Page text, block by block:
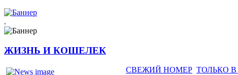
.
ЖИЗНЬ И КОШЕЛЕК
СВЕЖИЙ НОМЕР ТОЛЬКО